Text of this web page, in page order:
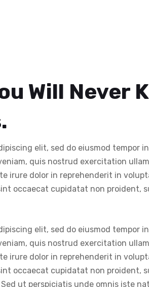
Will Never
elit, sed do eiusmod tempor
quis nostrud exercitation
irure dolor in reprehenderit in
occaecat cupidatat non proident,
elit, sed do eiusmod tempor
quis nostrud exercitation
irure dolor in reprehenderit in
occaecat cupidatat non proident,
ut perspiciatis unde omnis iste